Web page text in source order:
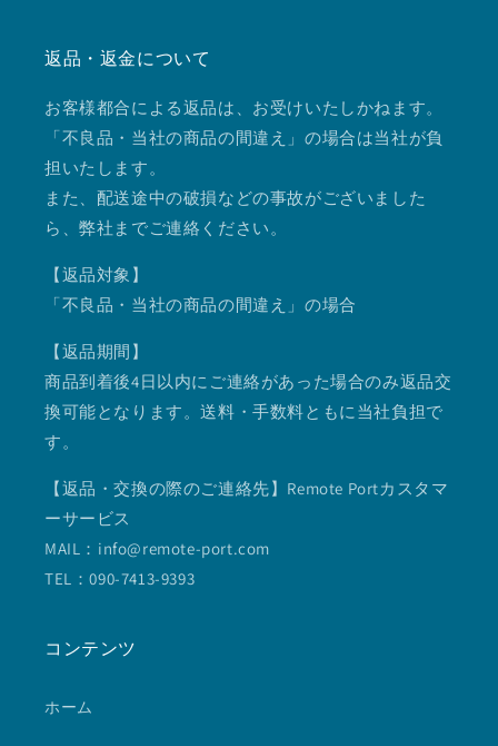
返品・返金について
お客様都合による返品は、お受けいたしかねます。
「不良品・当社の商品の間違え」の場合は当社が負
担いたします。
また、配送途中の破損などの事故がございました
ら、弊社までご連絡ください。
【返品対象】
「不良品・当社の商品の間違え」の場合
【返品期間】
商品到着後4日以内にご連絡があった場合のみ返品交
換可能となります。送料・手数料ともに当社負担で
す。
【返品・交換の際のご連絡先】Remote Portカスタマ
ーサービス
MAIL：info@remote-port.com
TEL：090-7413-9393
コンテンツ
ホーム